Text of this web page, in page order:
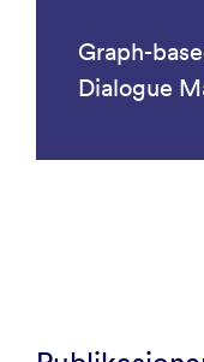
Graph-
Dialogue